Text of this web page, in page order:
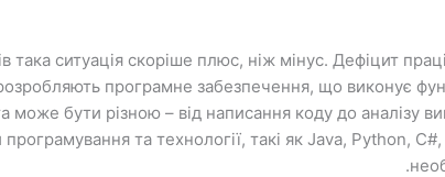
ситуація скоріше плюс, ніж мінус. Дефіцит
програмне забезпечення, що виконує
може бути різною – від написання коду до аналізу
та технології, такі як Java, Python,